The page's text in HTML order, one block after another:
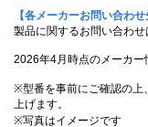
【各メーカーお問い合わせ
製品に関するお問い合わせ
2026年4月時点のメーカー
※型番を事前にご確認の上
上げます。
※写真はイメージです